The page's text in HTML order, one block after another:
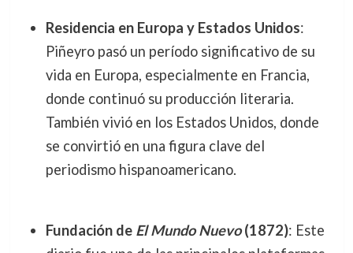
Residencia en Europa y Estados Unidos:
Piñeyro pasó un período significativo de su
vida en Europa, especialmente en Francia,
donde continuó su producción literaria.
También vivió en los Estados Unidos, donde
se convirtió en una figura clave del
periodismo hispanoamericano.
Fundación de El Mundo Nuevo(1872): Este